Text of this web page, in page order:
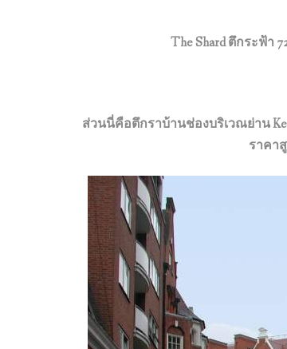
The Shard ตึกระฟ้า
ส่วนนี่คือตึกราบ้านช่องบริเวณย่าน
ราคา